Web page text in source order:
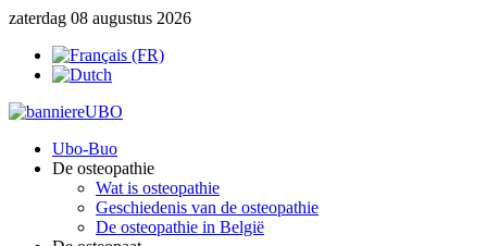
zaterdag 08 augustus 2026
Ubo-Buo
De osteopathie
Wat is osteopathie
Geschiedenis van de osteopathie
De osteopathie in België